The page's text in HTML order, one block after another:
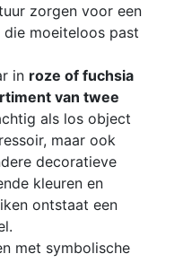
zorgen voor een
moeiteloos past
in roze of fuchsia
van twee
als los object
maar ook
decoratieve
kleuren en
ontstaat een
met symbolische